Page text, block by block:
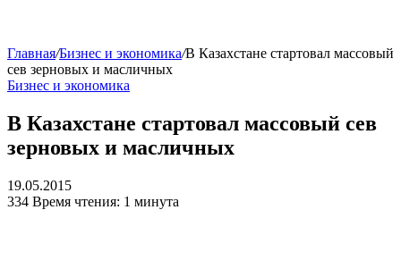
Главная/Бизнес и экономика/В Казахстане стартовал массовый
сев зерновых и масличных
Бизнес и экономика
В Казахстане стартовал массовый сев
зерновых и масличных
19.05.2015
334 Время чтения: 1 минута